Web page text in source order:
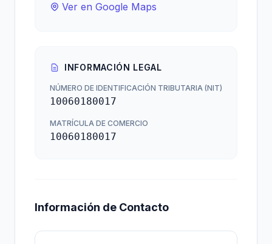
Ver en Google Maps
INFORMACIÓN LEGAL
NÚMERO DE IDENTIFICACIÓN TRIBUTARIA (NIT)
10060180017
MATRÍCULA DE COMERCIO
10060180017
Información de Contacto